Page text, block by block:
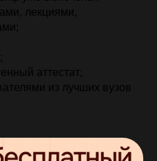
лекциями,
аттестат;
из лучших вузов